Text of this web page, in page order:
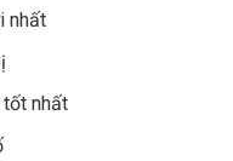
nhất
tốt nhất